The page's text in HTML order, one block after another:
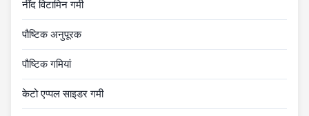
नींद विटामिन गमी
पौष्टिक अनुपूरक
पौष्टिक गमियां
केटो एप्पल साइडर गमी